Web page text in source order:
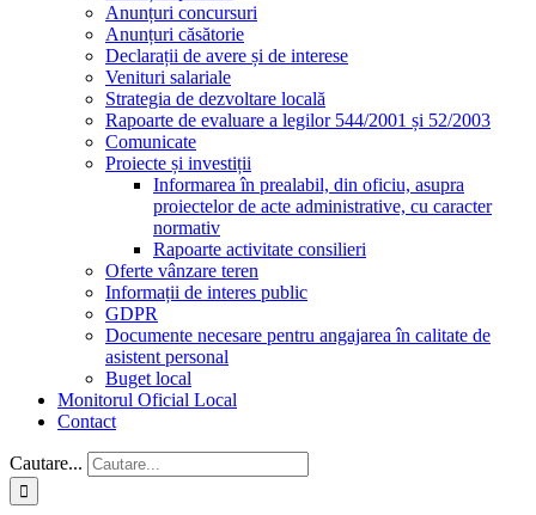
Anunțuri concursuri
Anunțuri căsătorie
Declarații de avere și de interese
Venituri salariale
Strategia de dezvoltare locală
Rapoarte de evaluare a legilor 544/2001 și 52/2003
Comunicate
Proiecte și investiții
Informarea în prealabil, din oficiu, asupra
proiectelor de acte administrative, cu caracter
normativ
Rapoarte activitate consilieri
Oferte vânzare teren
Informații de interes public
GDPR
Documente necesare pentru angajarea în calitate de
asistent personal
Buget local
Monitorul Oficial Local
Contact
Cautare...